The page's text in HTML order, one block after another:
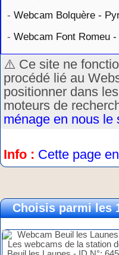
- Webcam Bolquère -
- Webcam Font Romeu
⚠️ Ce site ne
procédé lié au
positionner dans
moteurs de
ménage en nous le
Info : Cette page
Choisis parmi les